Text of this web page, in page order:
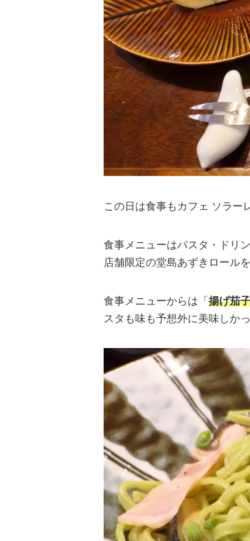
この日は食事もカフェ ソラー
食事メニューはパスタ・ドリ
店舗限定の堂島あずきロール
食事メニューからは「揚げ茄
スタも味も予想外に美味しかっ